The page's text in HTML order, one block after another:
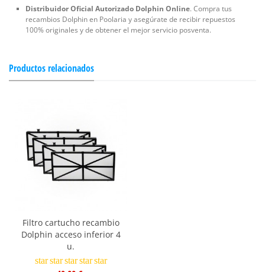
Distribuidor Oficial Autorizado Dolphin Online. Compra tus
recambios Dolphin en Poolaria y asegúrate de recibir repuestos
100% originales y de obtener el mejor servicio posventa.
Productos relacionados
Filtro cartucho recambio
Dolphin acceso inferior 4
u.
star star star star star